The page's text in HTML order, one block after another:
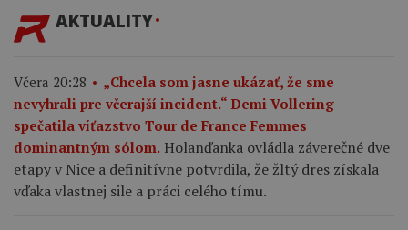
AKTUALITY
Včera 20:28
„Chcela som jasne ukázať, že sme
nevyhrali pre včerajší incident.“ Demi Vollering
spečatila víťazstvo Tour de France Femmes
dominantným sólom. Holanďanka ovládla záverečné dve
etapy v Nice a definitívne potvrdila, že žltý dres získala
vďaka vlastnej sile a práci celého tímu.